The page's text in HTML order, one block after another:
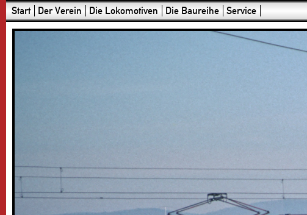
Start Der Verein Die Lokomotiven Die Baureihe Service